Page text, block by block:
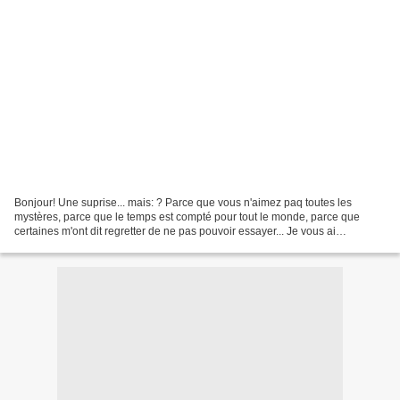
Bonjour! Une suprise... mais: ? Parce que vous n'aimez paq toutes les
mystères, parce que le temps est compté pour tout le monde, parce que
certaines m'ont dit regretter de ne pas pouvoir essayer... Je vous ai